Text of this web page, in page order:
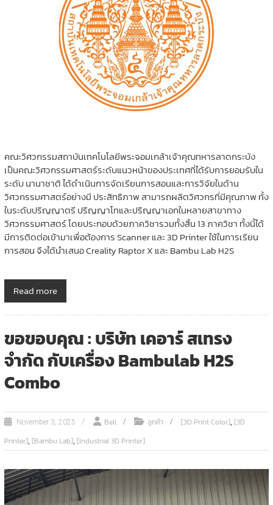
คณะวิศวกรรมสถาบันเทคโนโลยีพระจอมเกล้าเจ้าคุณทหารลาดกระบัง
เป็นคณะวิศวกรรมศาสตร์ระดับแนวหน้าของประเทศที่ได้รับการยอมรับใน
ระดับ นานาชาติ ได้ดำเนินการจัดเรียนการสอนและการวิจัยในด้าน
วิศวกรรมศาสตร์อย่างมี ประสิทธิภาพ สามารถผลิตวิศวกรที่มีคุณภาพ ทั้ง
ในระดับปริญญาตรี ปริญญาโทและปริญญาเอกในหลายสาขาทาง
วิศวกรรมศาสตร์ โดยประกอบด้วยภาควิชารวมทั้งสิ้น 13 ภาควิชา ทั้งนี้ได้
มีการติดต่อเข้ามาเพื่อต้องการ Scanner และ 3D Printer ใช้ในการเรียน
การสอน จึงได้นำเสนอ Creality Raptor X และ Bambu Lab H2S
Read more
ขอขอบคุณ : บริษัท เคอาร์ สเทรง
จำกัด กับเครื่อง Bambulab H2S
Combo
November 3, 2025 Bell ลูกค้า [3D Print Color],[3D
Printer],[Bambu Lab],[Industrial 3D Printer]